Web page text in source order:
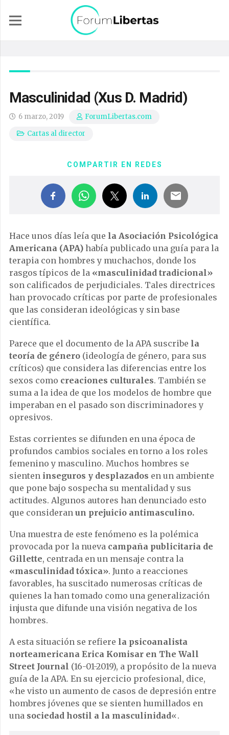
Masculinidad (Xus D. Madrid)
6 marzo, 2019
ForumLibertas.com
Cartas al director
COMPARTIR EN REDES
Hace unos días leía que la Asociación Psicológica
Americana (APA) había publicado una guía para la
terapia con hombres y muchachos, donde los
rasgos típicos de la «masculinidad tradicional»
son calificados de perjudiciales. Tales directrices
han provocado críticas por parte de profesionales
que las consideran ideológicas y sin base
científica.
Parece que el documento de la APA suscribe la
teoría de género (ideología de género, para sus
críticos) que considera las diferencias entre los
sexos como creaciones culturales. También se
suma a la idea de que los modelos de hombre que
imperaban en el pasado son discriminadores y
opresivos.
Estas corrientes se difunden en una época de
profundos cambios sociales en torno a los roles
femenino y masculino. Muchos hombres se
sienten inseguros y desplazados en un ambiente
que pone bajo sospecha su mentalidad y sus
actitudes. Algunos autores han denunciado esto
que consideran un prejuicio antimasculino.
Una muestra de este fenómeno es la polémica
provocada por la nueva campaña publicitaria de
Gillette, centrada en un mensaje contra la
«masculinidad tóxica». Junto a reacciones
favorables, ha suscitado numerosas críticas de
quienes la han tomado como una generalización
injusta que difunde una visión negativa de los
hombres.
A esta situación se refiere la psicoanalista
norteamericana Erica Komisar en The Wall
Street Journal (16-01-2019), a propósito de la nueva
guía de la APA. En su ejercicio profesional, dice,
«he visto un aumento de casos de depresión entre
hombres jóvenes que se sienten humillados en
una sociedad hostil a la masculinidad«.